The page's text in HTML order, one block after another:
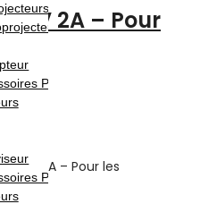
12V 2A – Pour
12V 2A – Pour les
Pour
Pour